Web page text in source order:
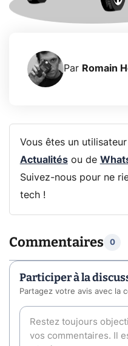
Par Romain
Vous êtes un
Actualitésou de
Suivez-nous pour ne
tech !
Commentaires 0
Participer à la
Partagez votre avis avec la